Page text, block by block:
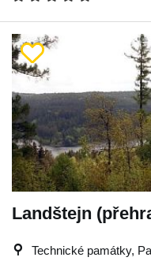
Landštejn
Technické památky,